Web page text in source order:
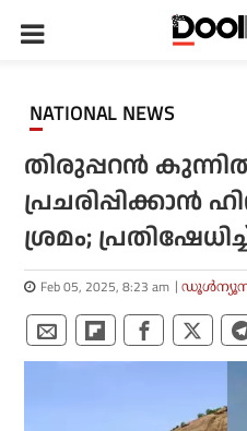
NATIONAL NEWS
തിരുപ്പറൻ
പ്രചരിപ്പിക്കാൻ
ശ്രമം;
Feb 05, 2025, 8:23 am